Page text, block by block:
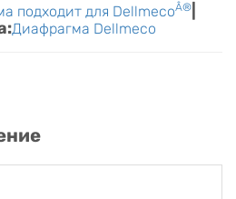
подходит для DellmecoÂ®
Диафрагма Dellmeco